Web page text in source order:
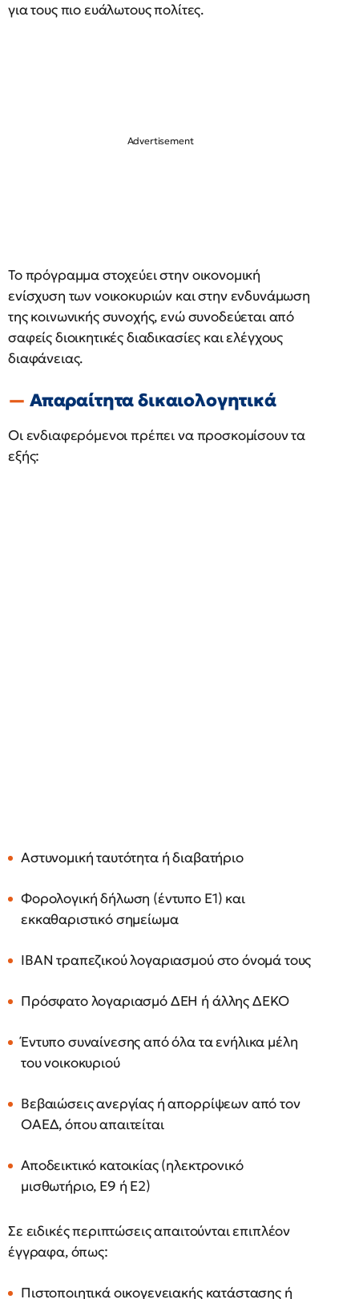
για τους πιο ευάλωτους πολίτες.
Το πρόγραμμα στοχεύει στην οικονομική
ενίσχυση των νοικοκυριών και στην ενδυνάμωση
της κοινωνικής συνοχής, ενώ συνοδεύεται από
σαφείς διοικητικές διαδικασίες και ελέγχους
διαφάνειας.
Απαραίτητα δικαιολογητικά
Οι ενδιαφερόμενοι πρέπει να προσκομίσουν τα
εξής:
Αστυνομική ταυτότητα ή διαβατήριο
Φορολογική δήλωση (έντυπο Ε1) και
εκκαθαριστικό σημείωμα
IBAN τραπεζικού λογαριασμού στο όνομά τους
Πρόσφατο λογαριασμό ΔΕΗ ή άλλης ΔΕΚΟ
Έντυπο συναίνεσης από όλα τα ενήλικα μέλη
του νοικοκυριού
Βεβαιώσεις ανεργίας ή απορρίψεων από τον
ΟΑΕΔ, όπου απαιτείται
Αποδεικτικό κατοικίας (ηλεκτρονικό
μισθωτήριο, Ε9 ή Ε2)
Σε ειδικές περιπτώσεις απαιτούνται επιπλέον
έγγραφα, όπως:
Πιστοποιητικά οικογενειακής κατάστασης ή